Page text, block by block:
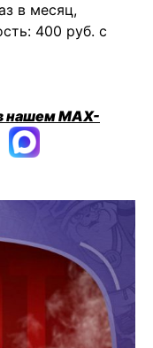
в месяц,
400 руб. с
нашем MAX-